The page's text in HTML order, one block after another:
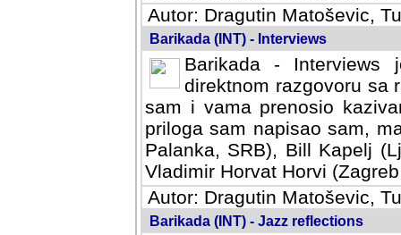
Autor: Dragutin Matoševic,
Barikada (INT) - Interviews
Barikada -
direktnom razgovoru sa
sam i vama prenosio
priloga sam napisao sam,
Palanka, SRB), Bill Kapelj
Vladimir Horvat Horvi
Autor: Dragutin Matoševic,
Barikada (INT) - Jazz reflections